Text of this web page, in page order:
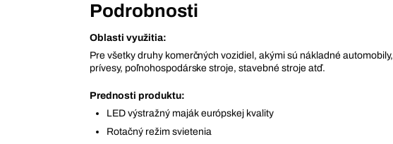
Podrobnosti
Oblasti využitia:
Pre všetky druhy komerčných vozidiel, akými sú nákladné automobily,
prívesy, poľnohospodárske stroje, stavebné stroje atď.
Prednosti produktu:
LED výstražný maják európskej kvality
Rotačný režim svietenia